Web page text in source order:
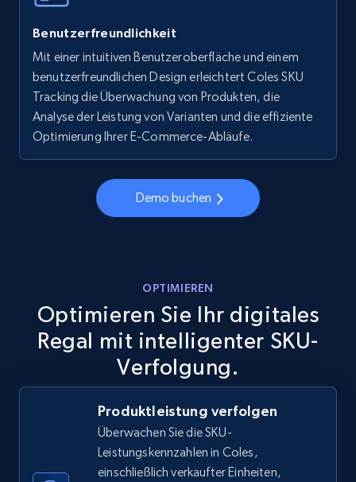
specific keywords
URL, Final price, Sku, Currency, Gtin,
Specifications, Image urls, Top reviews, and
more.
5.6K+ 874+ Jetzt anfangen
Walmart - products - Discover products by
5.6K+ 874+ Jetzt anfangen
TikTok Shop
URL, Title, Available, Description, Currency, Initial
price, Final price, Discount percent, and more.
Benutzerfreundlichkeit
Mit einer intuitiven Benutzeroberfläche und einem
benutzerfreundlichen Design erleichtert Coles SKU
Tracking die Überwachung von Produkten, die
Analyse der Leistung von Varianten und die effiziente
Optimierung Ihrer E-Commerce-Abläufe.
Demo buchen
OPTIMIEREN
Optimieren Sie Ihr digitales
Regal mit intelligenter SKU-
Verfolgung.
Produktleistung verfolgen
Überwachen Sie die SKU-
Leistungskennzahlen in Coles,
einschließlich verkaufter Einheiten,